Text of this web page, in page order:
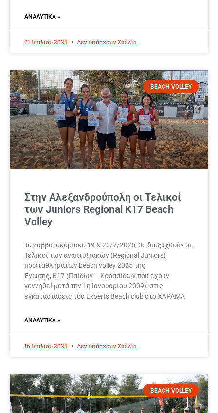
ΑΝΑΛΥΤΙΚΆ »
21 Ιουλίου 2025 Δεν υπάρχουν Σχόλια
BEACH VOLLEY
Στην Αλεξανδρούπολη οι Τελικοί
των Juniors Regional Κ17 Beach
Volley
Το Σαββατοκύριακο 19 & 20/7/2025, θα διεξαχθούν οι
Τελικοί των αναπτυξιακών (Regional Juniors)
πρωταθλημάτων beach volley 2025 της
Ένωσης, Κ17 (Παίδων – Κορασίδων που έχουν
γεννηθεί μετά την 1η Ιανουαρίου 2009), στις
εγκαταστάσεις του Experts Beach club στο ΧΑΡΑΜΑ
ΑΝΑΛΥΤΙΚΆ »
16 Ιουλίου 2025 Δεν υπάρχουν Σχόλια
BEACH VOLLEY